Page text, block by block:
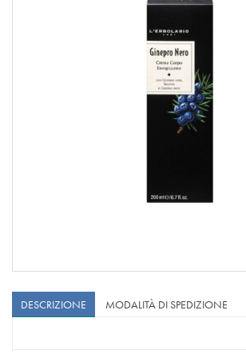
DESCRIZIONE MODALITÀ DI SPEDIZIONE